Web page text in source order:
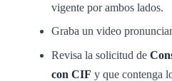
vigente por ambos lados.
Graba un video
Revisa la solicitud de
con CIF y que contenga